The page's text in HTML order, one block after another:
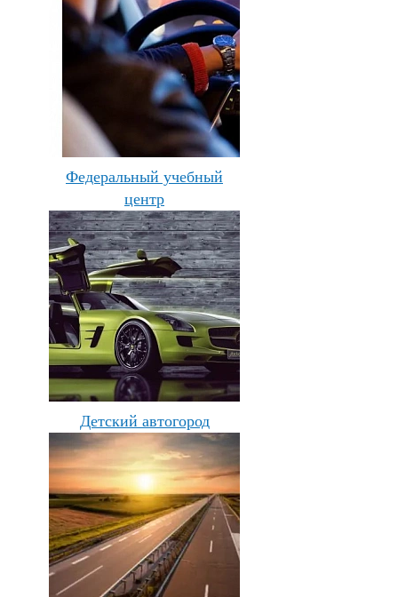
Федеральный учебный
центр
Детский автогород